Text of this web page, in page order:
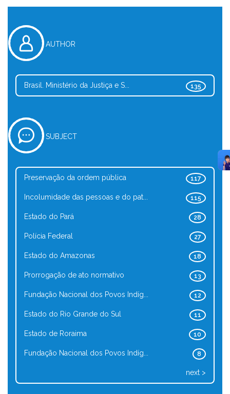
AUTHOR
135
Brasil. Ministério da Justiça e S...
SUBJECT
117
Preservação da ordem pública
115
Incolumidade das pessoas e do pat...
28
Estado do Pará
27
Polícia Federal
18
Estado do Amazonas
13
Prorrogação de ato normativo
12
Fundação Nacional dos Povos Indíg...
11
Estado do Rio Grande do Sul
10
Estado de Roraima
8
Fundação Nacional dos Povos Indíg...
next >